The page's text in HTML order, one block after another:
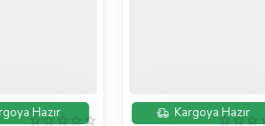
İndirimde
Hazır İndirimde
Kargoya Hazır